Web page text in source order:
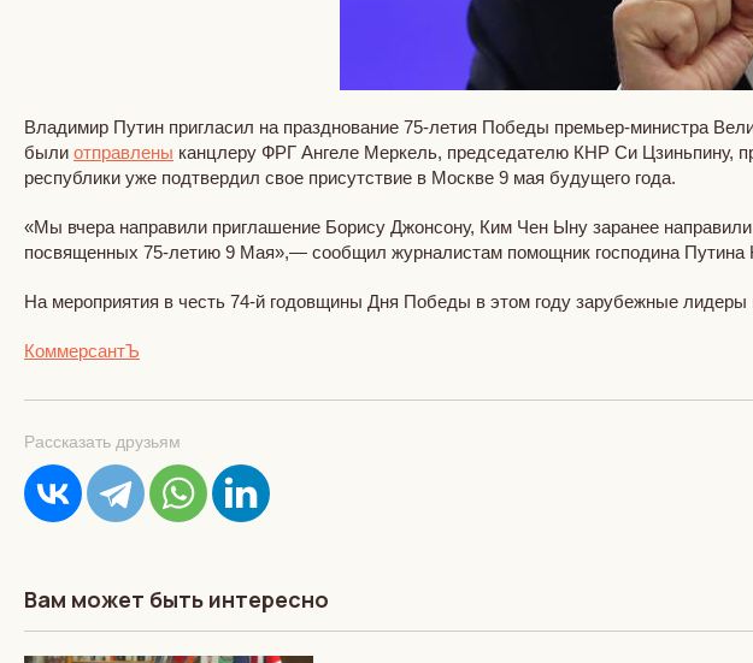
Владимир Путин пригласил на празднование 75-летия Победы премьер-министра
были отправлены канцлеру ФРГ Ангеле Меркель, председателю КНР Си Цзиньпину,
республики уже подтвердил свое присутствие в Москве 9 мая будущего года.
«Мы вчера направили приглашение Борису Джонсону, Ким Чен Ыну заранее
посвященных 75-летию 9 Мая»,— сообщил журналистам помощник господина Путина
На мероприятия в честь 74-й годовщины Дня Победы в этом году зарубежные
КоммерсантЪ
Рассказать друзьям
Вам может быть интересно